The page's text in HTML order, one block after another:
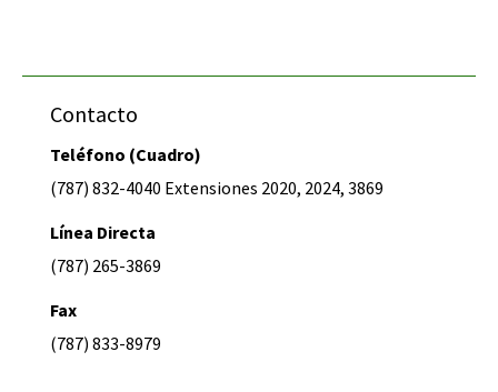
Contacto
Teléfono (Cuadro)
(787) 832-4040 Extensiones 2020, 2024, 3869
Línea Directa
(787) 265-3869
Fax
(787) 833-8979